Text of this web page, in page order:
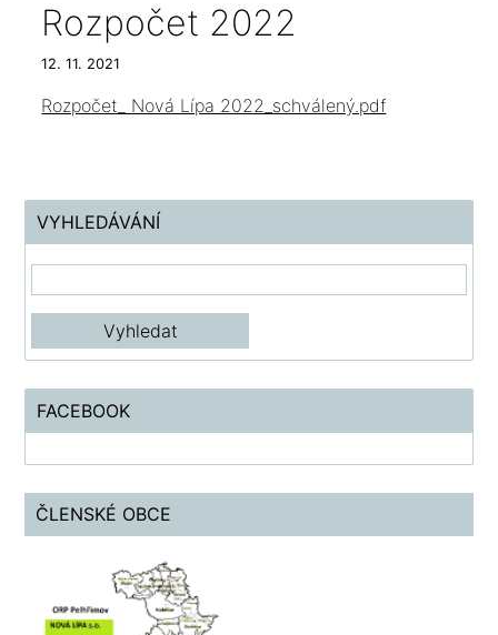
Rozpočet 2022
12. 11. 2021
Rozpočet_ Nová Lípa 2022_schválený.pdf
VYHLEDÁVÁNÍ
FACEBOOK
ČLENSKÉ OBCE